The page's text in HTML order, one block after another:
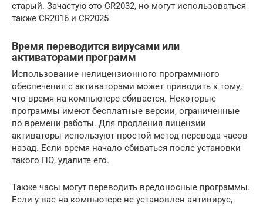
старый. Зачастую это CR2032, но могут использоваться
также CR2016 и CR2025
Время переводится вирусами или
активаторами программ
Использование нелицензионного программного
обеспечения с активаторами может приводить к тому,
что время на компьютере сбивается. Некоторые
программы имеют бесплатные версии, ограниченные
по времени работы. Для продления лицензии
активаторы используют простой метод перевода часов
назад. Если время начало сбиваться после установки
такого ПО, удалите его.
Также часы могут переводить вредоносные программы.
Если у вас на компьютере не установлен антивирус,